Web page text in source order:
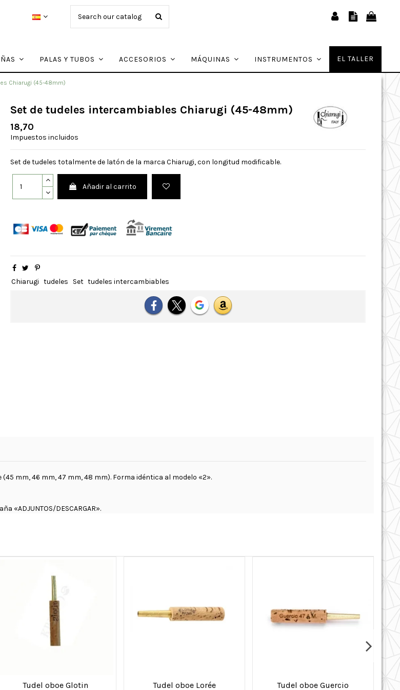
PALAS Y TUBOS ACCESORIOS MÁQUINAS INSTRUMENTOS EL TALLER
Chiarugi (45-48mm)
Set de tudeles intercambiables Chiarugi (45-48mm)
18,70
Impuestos incluidos
Set de tudeles totalmente de latón de la marca Chiarugi, con longitud modificable.
Añadir al carrito
Chiarugi tudeles Set tudeles intercambiables
mm, 46 mm, 47 mm, 48 mm). Forma idéntica al modelo «2».
«ADJUNTOS/DESCARGAR».
Tudel oboe Glotin Tudel oboe Lorée Tudel oboe Guercio